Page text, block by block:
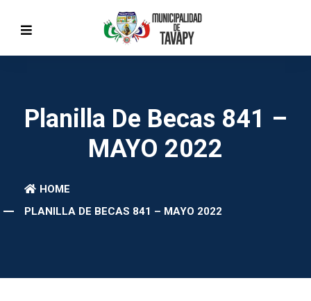
Planilla De Becas 841 –
MAYO 2022
HOME
PLANILLA DE BECAS 841 – MAYO 2022